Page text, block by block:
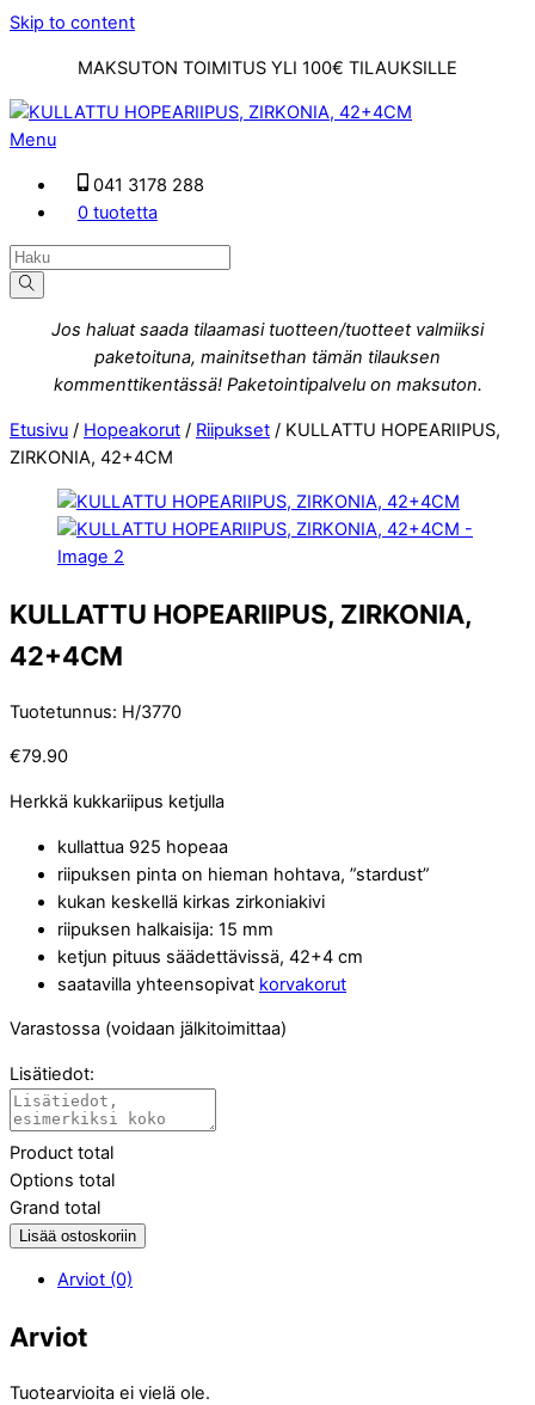
Skip to content
MAKSUTON TOIMITUS YLI 100€ TILAUKSILLE
Menu
041 3178 288
0 tuotetta
Jos haluat saada tilaamasi tuotteen/tuotteet valmiiksi
paketoituna, mainitsethan tämän tilauksen
kommenttikentässä! Paketointipalvelu on maksuton.
Etusivu / Hopeakorut / Riipukset / KULLATTU HOPEARIIPUS,
ZIRKONIA, 42+4CM
KULLATTU HOPEARIIPUS, ZIRKONIA,
42+4CM
Tuotetunnus: H/3770
€79.90
Herkkä kukkariipus ketjulla
kullattua 925 hopeaa
riipuksen pinta on hieman hohtava, ”stardust”
kukan keskellä kirkas zirkoniakivi
riipuksen halkaisija: 15 mm
ketjun pituus säädettävissä, 42+4 cm
saatavilla yhteensopivat korvakorut
Varastossa (voidaan jälkitoimittaa)
Lisätiedot:
Product total
Options total
Grand total
Lisää ostoskoriin
Arviot (0)
Arviot
Tuotearvioita ei vielä ole.